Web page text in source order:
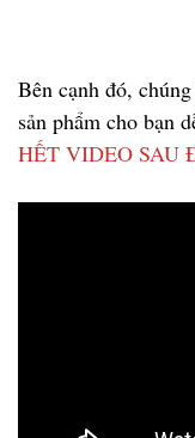
Bên cạnh đó,
sản phẩm cho bạn
HẾT VIDEO SAU